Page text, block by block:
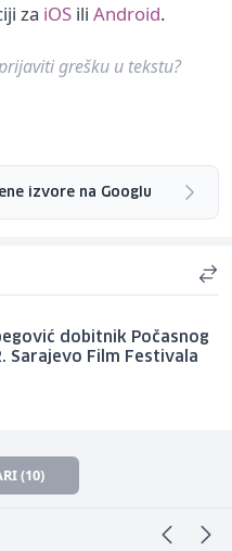
za iOS ili Android.
grešku u tekstu?
izvore na Googlu
dobitnik Počasnog
Sarajevo Film Festivala
(10)